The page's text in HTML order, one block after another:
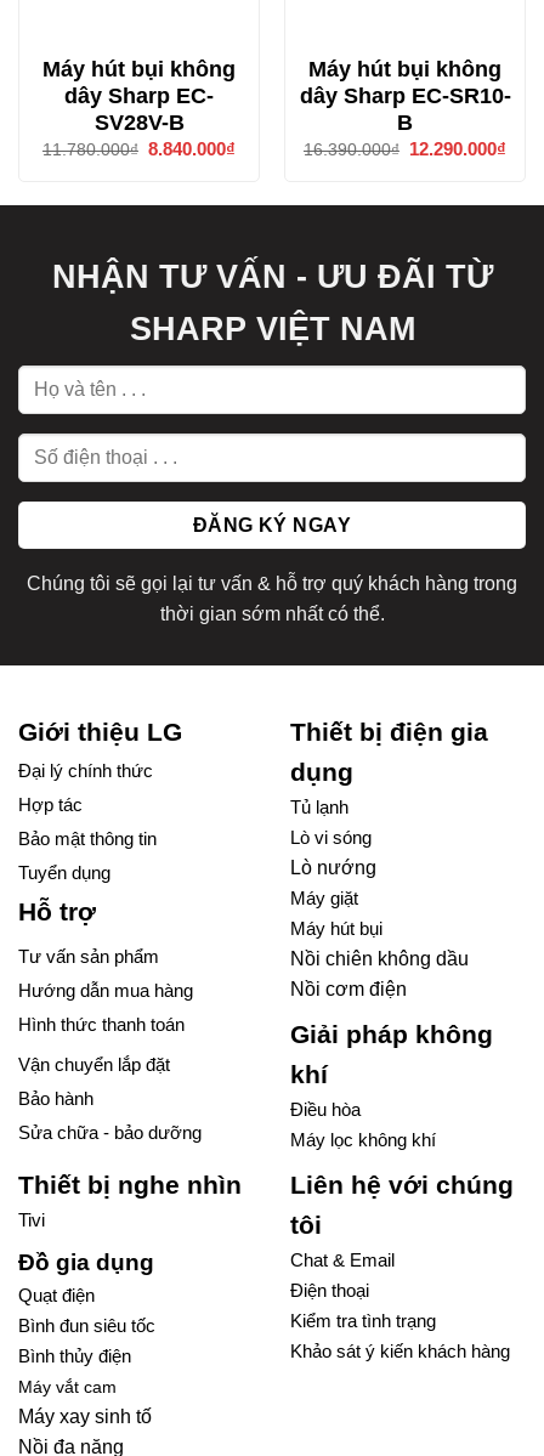
Máy hút bụi không
dây Sharp EC-
SV28V-B
11.780.000₫ Giá
8.840.000₫
8.840.000₫.
Máy hút bụi không
dây Sharp EC-SR10-
B
16.390.000₫
Giá
12.290.000₫
NHẬN TƯ VẤN - ƯU ĐÃI TỪ
SHARP VIỆT NAM
Chúng tôi sẽ gọi lại tư vấn & hỗ trợ quý khách hàng trong
thời gian sớm nhất có thể.
Giới thiệu LG
Đại lý chính thức
Hợp tác
Bảo mật thông tin
Tuyển dụng
Hỗ trợ
Tư vấn sản phẩm
Hướng dẫn mua hàng
Hình thức thanh toán
Vận chuyển lắp đặt
Bảo hành
Sửa chữa - bảo dưỡng
Thiết bị điện gia
dụng
Tủ lạnh
Lò vi sóng
Lò nướng
Máy giặt
Máy hút bụi
Nồi chiên không dầu
Nồi cơm điện
Giải pháp không
khí
Điều hòa
Máy lọc không khí
Thiết bị nghe nhìn
Tivi
Đồ gia dụng
Quạt điện
Bình đun siêu tốc
Bình thủy điện
Máy vắt cam
Máy xay sinh tố
Nồi đa năng
Liên hệ với chúng
tôi
Chat & Email
Điện thoại
Kiểm tra tình trạng
Khảo sát ý kiến khách hàng